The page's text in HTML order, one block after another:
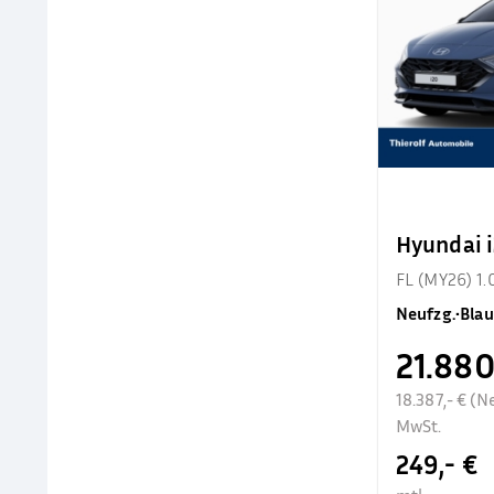
Hyundai
FL (MY26)
Neufzg.•Blau
18.387,- €
MwSt.
249,- €